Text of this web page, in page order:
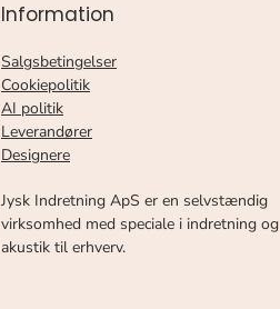
Information
Salgsbetingelser
Cookiepolitik
AI politik
Leverandører
Designere
Jysk Indretning ApS er en selvstændig
virksomhed med speciale i indretning og
akustik til erhverv.